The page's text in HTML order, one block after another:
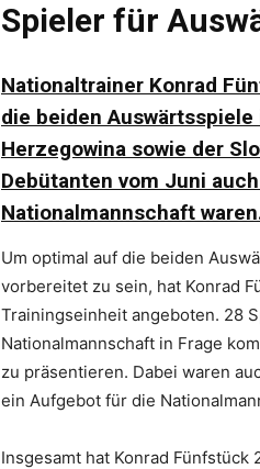
Spieler für
Nationaltrainer Konrad
die beiden
Herzegowina sowie der
Debütanten vom Juni
Nationalmannschaft
Um optimal auf die beiden
vorbereitet zu sein, hat Konrad
Trainingseinheit angeboten. 28
Nationalmannschaft in Frage
zu präsentieren. Dabei waren
ein Aufgebot für die
Insgesamt hat Konrad